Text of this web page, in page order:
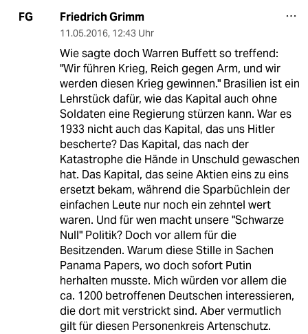
FG Friedrich Grimm
11.05.2016, 12:43 Uhr
Wie sagte doch Warren Buffett so treffend:
"Wir führen Krieg, Reich gegen Arm, und wir
werden diesen Krieg gewinnen." Brasilien ist ein
Lehrstück dafür, wie das Kapital auch ohne
Soldaten eine Regierung stürzen kann. War es
1933 nicht auch das Kapital, das uns Hitler
bescherte? Das Kapital, das nach der
Katastrophe die Hände in Unschuld gewaschen
hat. Das Kapital, das seine Aktien eins zu eins
ersetzt bekam, während die Sparbüchlein der
einfachen Leute nur noch ein zehntel wert
waren. Und für wen macht unsere "Schwarze
Null" Politik? Doch vor allem für die
Besitzenden. Warum diese Stille in Sachen
Panama Papers, wo doch sofort Putin
herhalten musste. Mich würden vor allem die
ca. 1200 betroffenen Deutschen interessieren,
die dort mit verstrickt sind. Aber vermutlich
gilt für diesen Personenkreis Artenschutz.